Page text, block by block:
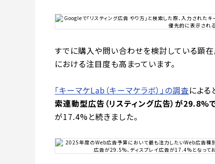
すでに購入や問い合わせを検討している顕
における注目度も高まっています。
「キーマケLab（キーマケラボ）」の調査による
索連動型広告（リスティング広告）が29.8%
が17.4%と続きました。